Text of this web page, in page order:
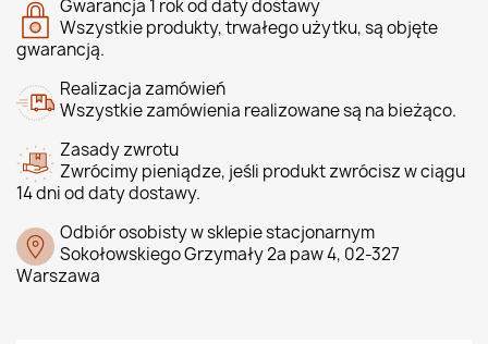
Gwarancja 1 rok od daty dostawy
Wszystkie produkty, trwałego użytku, są objęte
gwarancją.
Realizacja zamówień
Wszystkie zamówienia realizowane są na bieżąco.
Zasady zwrotu
Zwrócimy pieniądze, jeśli produkt zwrócisz w ciągu
14 dni od daty dostawy.
Odbiór osobisty w sklepie stacjonarnym
Sokołowskiego Grzymały 2a paw 4, 02-327
Warszawa